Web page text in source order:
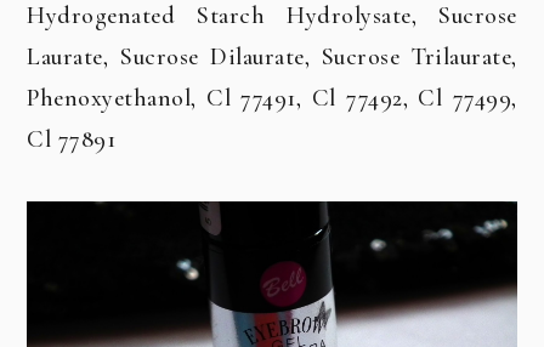
Hydrogenated Starch Hydrolysate, Sucrose
Laurate, Sucrose Dilaurate, Sucrose Trilaurate,
Phenoxyethanol, Cl 77491, Cl 77492, Cl 77499,
Cl 77891